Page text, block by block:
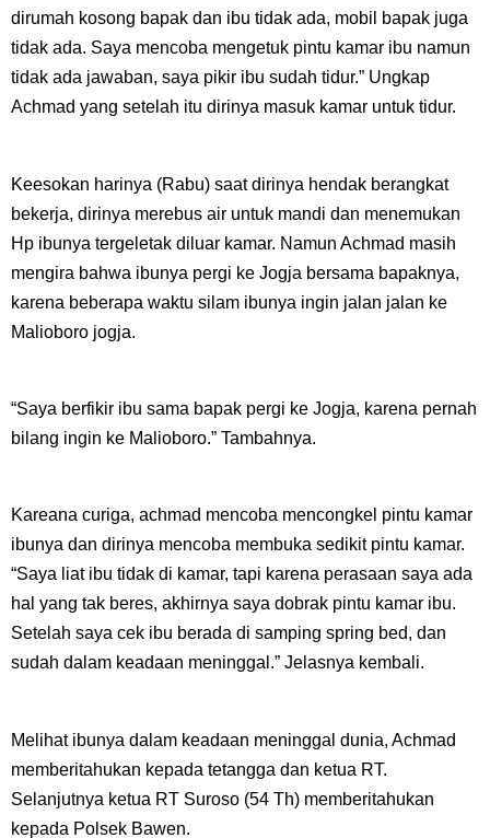
dirumah kosong bapak dan ibu tidak ada, mobil bapak juga
tidak ada. Saya mencoba mengetuk pintu kamar ibu namun
tidak ada jawaban, saya pikir ibu sudah tidur.” Ungkap
Achmad yang setelah itu dirinya masuk kamar untuk tidur.
Keesokan harinya (Rabu) saat dirinya hendak berangkat
bekerja, dirinya merebus air untuk mandi dan menemukan
Hp ibunya tergeletak diluar kamar. Namun Achmad masih
mengira bahwa ibunya pergi ke Jogja bersama bapaknya,
karena beberapa waktu silam ibunya ingin jalan jalan ke
Malioboro jogja.
“Saya berfikir ibu sama bapak pergi ke Jogja, karena pernah
bilang ingin ke Malioboro.” Tambahnya.
Kareana curiga, achmad mencoba mencongkel pintu kamar
ibunya dan dirinya mencoba membuka sedikit pintu kamar.
“Saya liat ibu tidak di kamar, tapi karena perasaan saya ada
hal yang tak beres, akhirnya saya dobrak pintu kamar ibu.
Setelah saya cek ibu berada di samping spring bed, dan
sudah dalam keadaan meninggal.” Jelasnya kembali.
Melihat ibunya dalam keadaan meninggal dunia, Achmad
memberitahukan kepada tetangga dan ketua RT.
Selanjutnya ketua RT Suroso (54 Th) memberitahukan
kepada Polsek Bawen.